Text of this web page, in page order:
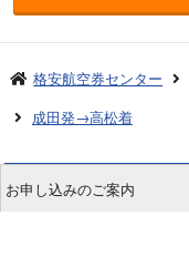
格安航空券センター
成田発→高松着
お申し込みのご案内